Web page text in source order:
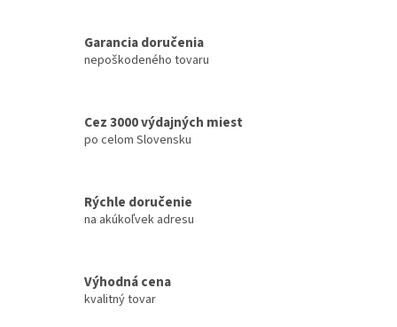
Garancia doručenia
nepoškodeného tovaru
Cez 3000 výdajných miest
po celom Slovensku
Rýchle doručenie
na akúkoľvek adresu
Výhodná cena
kvalitný tovar